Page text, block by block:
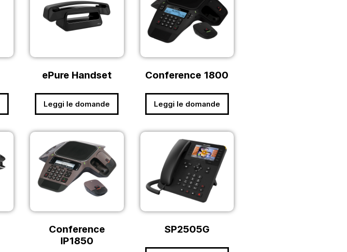
ePure Handset
Leggi le domande
Conference 1800
Leggi le domande
Conference
IP1850
SP2505G